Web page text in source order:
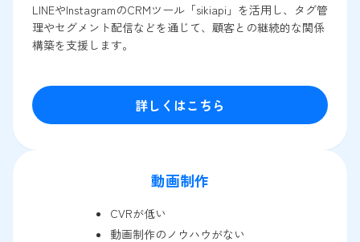
LINEやInstagramのCRMツール「sikiapi」を活用し、タグ管
理やセグメント配信などを通じて、顧客との継続的な関係
構築を支援します。
詳しくはこちら
動画制作
CVRが低い
動画制作のノウハウがない